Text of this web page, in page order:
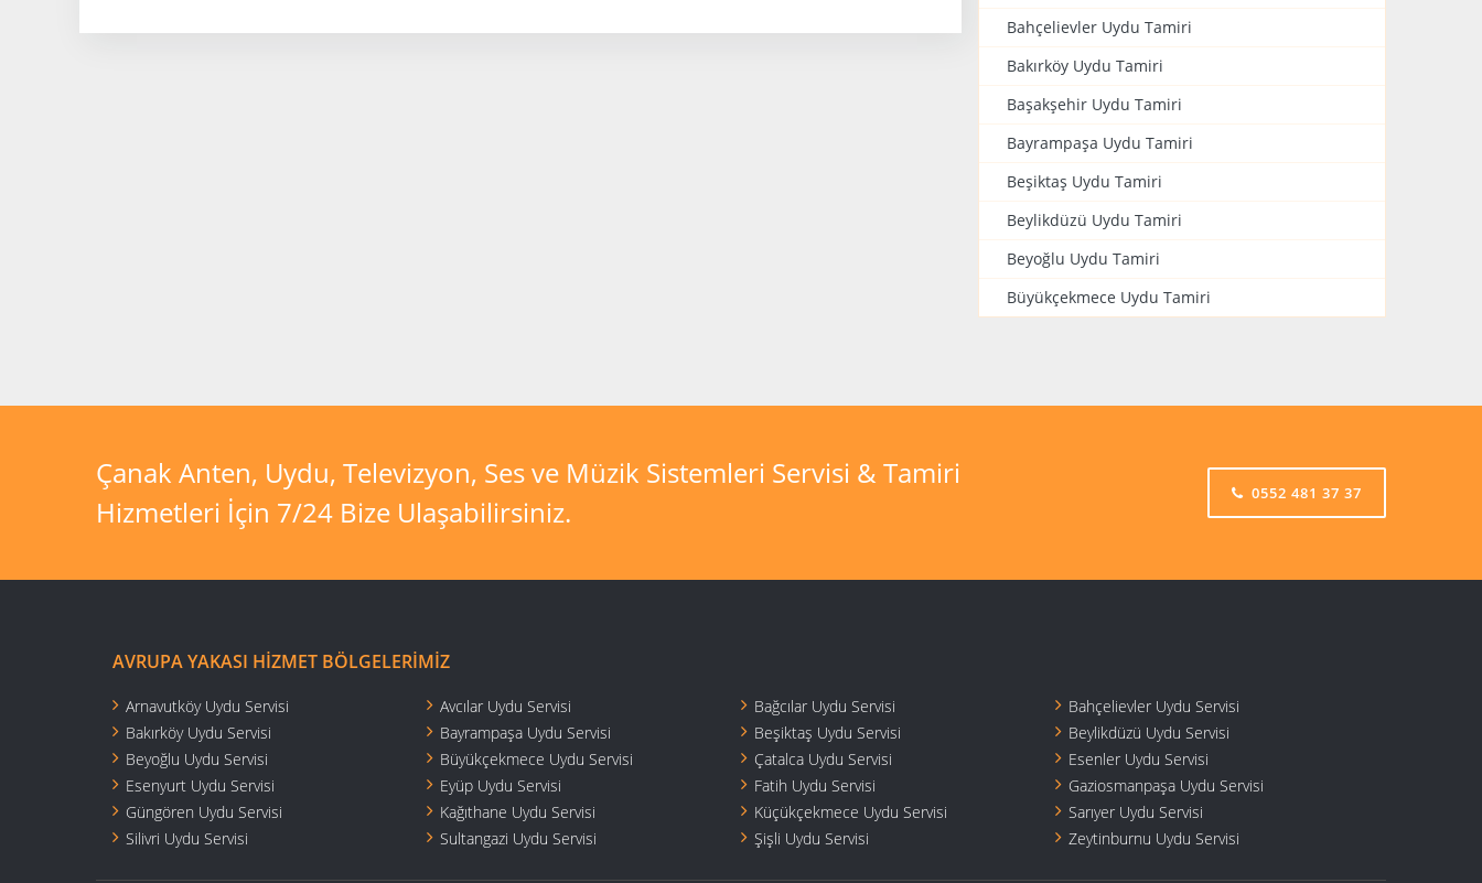
Bahçelievler Uydu Tamiri
Bakırköy Uydu Tamiri
Başakşehir Uydu Tamiri
Bayrampaşa Uydu Tamiri
Beşiktaş Uydu Tamiri
Beylikdüzü Uydu Tamiri
Beyoğlu Uydu Tamiri
Büyükçekmece Uydu Tamiri
Çanak Anten, Uydu, Televizyon, Ses ve Müzik Sistemleri Servisi & Tamiri
Hizmetleri İçin 7/24 Bize Ulaşabilirsiniz.
0552 481 37 37
AVRUPA YAKASI HIZMET BÖLGELERIMIZ
Arnavutköy Uydu Servisi Avcılar Uydu Servisi Bağcılar Uydu Servisi
Bahçelievler Uydu Servisi
Bakırköy Uydu Servisi
Bayrampaşa Uydu Servisi Beşiktaş Uydu Servisi
Beylikdüzü Uydu Servisi
Beyoğlu Uydu Servisi
Büyükçekmece Uydu Servisi Çatalca Uydu Servisi
Esenler Uydu Servisi
Esenyurt Uydu Servisi
Eyüp Uydu Servisi Fatih Uydu Servisi
Gaziosmanpaşa Uydu Servisi
Güngören Uydu Servisi
Kağıthane Uydu Servisi Küçükçekmece Uydu Servisi
Sarıyer Uydu Servisi
Silivri Uydu Servisi
Sultangazi Uydu Servisi Şişli Uydu Servisi Zeytinburnu Uydu Servisi